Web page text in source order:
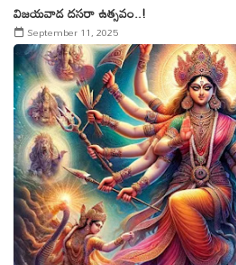
విజయవాడ దసరా ఉత్సవం..!
September 11, 2025